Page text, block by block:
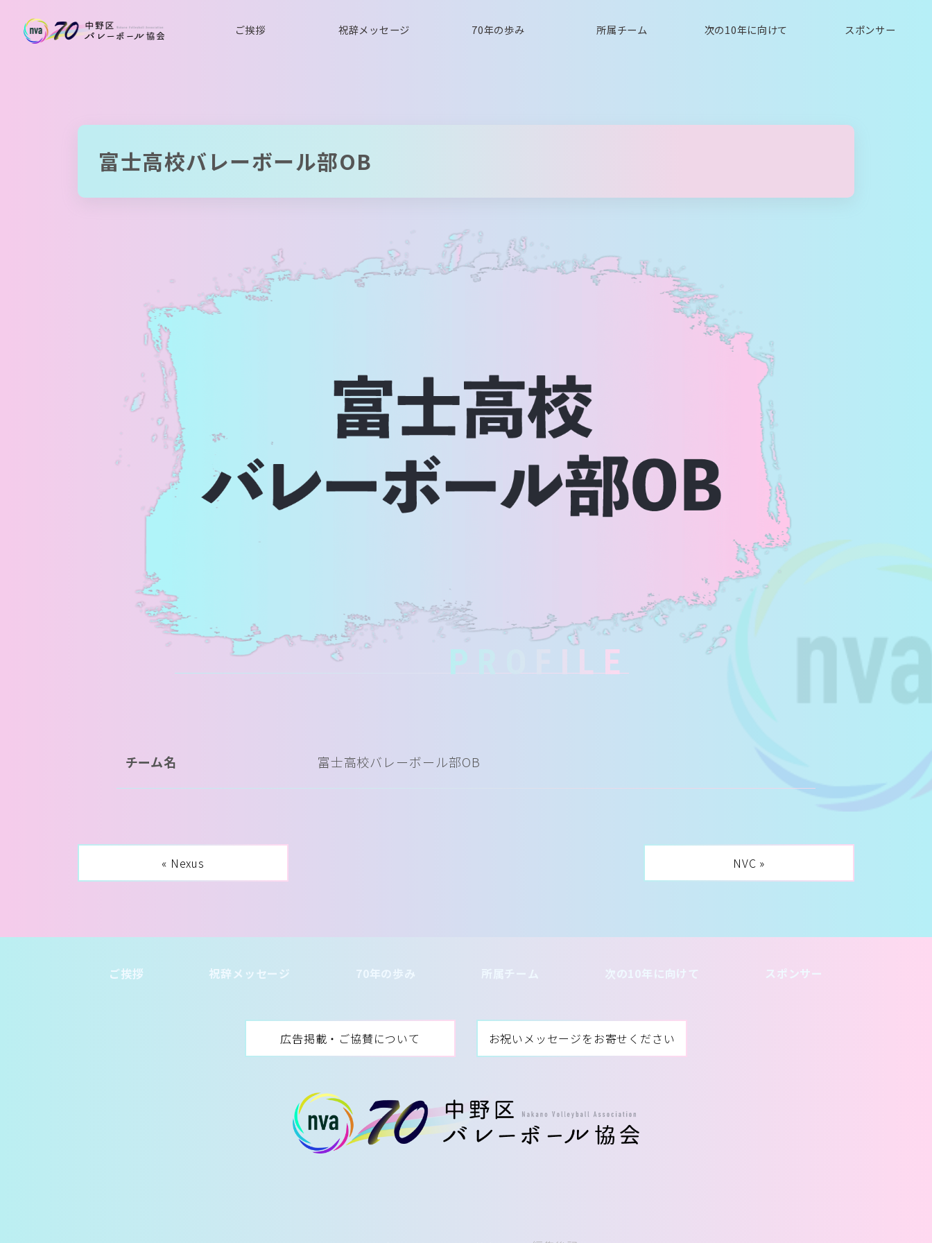
ご挨拶 祝辞メッセージ 70年の歩み 所属チーム 次の10年に向けて スポンサー
富士高校バレーボール部OB
PROFILE
チーム名 富士高校バレーボール部OB
« Nexus NVC »
ご挨拶 祝辞メッセージ 70年の歩み 次の10年に向けて スポンサー
広告掲載・ご協賛について お祝いメッセージをお寄せください